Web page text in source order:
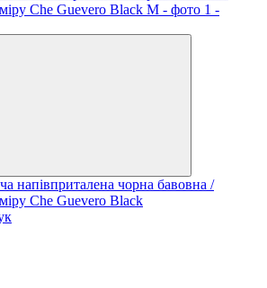
напівприталена чорна бавовна /
Che Guevero Black